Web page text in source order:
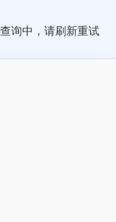
询中，请刷新重试